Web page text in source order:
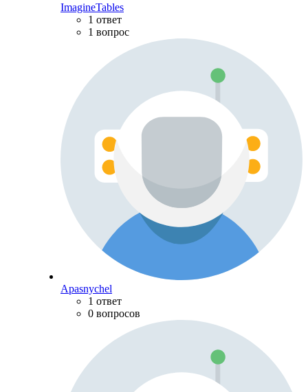
ImagineTables
1 ответ
1 вопрос
Apasnychel
1 ответ
0 вопросов